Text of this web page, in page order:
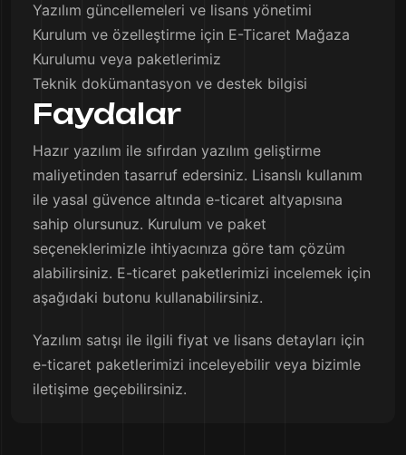
Yazılım güncellemeleri ve lisans yönetimi
Kurulum ve özelleştirme için E-Ticaret Mağaza
Kurulumu veya paketlerimiz
Teknik dokümantasyon ve destek bilgisi
Faydalar
Hazır yazılım ile sıfırdan yazılım geliştirme
maliyetinden tasarruf edersiniz. Lisanslı kullanım
ile yasal güvence altında e-ticaret altyapısına
sahip olursunuz. Kurulum ve paket
seçeneklerimizle ihtiyacınıza göre tam çözüm
alabilirsiniz. E-ticaret paketlerimizi incelemek için
aşağıdaki butonu kullanabilirsiniz.
Yazılım satışı ile ilgili fiyat ve lisans detayları için
e-ticaret paketlerimizi inceleyebilir veya bizimle
iletişime geçebilirsiniz.